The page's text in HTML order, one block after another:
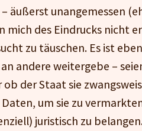
äußerst unangemessen
mich des Eindrucks nicht
zu täuschen. Es ist
andere weitergebe –
der Staat sie
um sie zu
juristisch zu